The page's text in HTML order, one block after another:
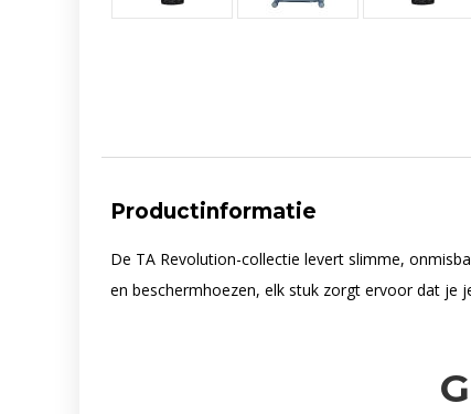
Productinformatie
De TA Revolution-collectie levert slimme,
en beschermhoezen, elk stuk zorgt ervoor dat je